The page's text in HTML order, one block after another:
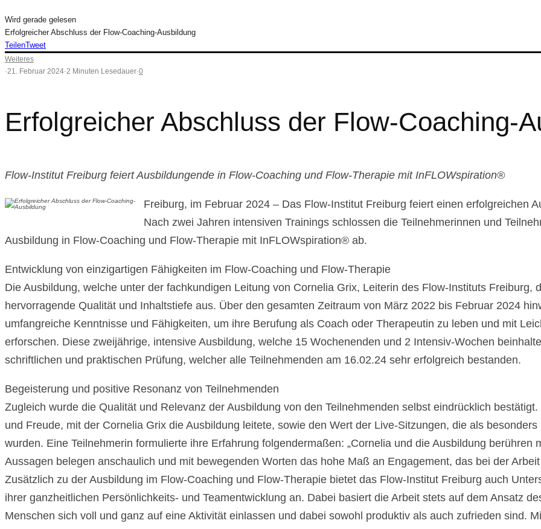
Wird gerade gelesen
Erfolgreicher Abschluss der Flow-Coaching-Ausbildung
TeilenTweet
Weiteres
·21. Februar 2024·2 Minuten Lesedauer·0
Erfolgreicher Abschluss der Flow-Coaching-
Flow-Institut Freiburg feiert Ausbildungende in Flow-Coaching und Flow-Therapie mit InFLOWspiration®
Freiburg, im Februar 2024 – Das Flow-Institut Freiburg feiert einen erfolgreichen
Nach zwei Jahren intensiven Trainings schlossen die Teilnehmerinnen und
Ausbildung in Flow-Coaching und Flow-Therapie mit InFLOWspiration® ab.
Entwicklung von einzigartigen Fähigkeiten im Flow-Coaching und Flow-Therapie
Die Ausbildung, welche unter der fachkundigen Leitung von Cornelia Grix, Leiterin des Flow-Instituts Freiburg,
hervorragende Qualität und Inhaltstiefe aus. Über den gesamten Zeitraum von März 2022 bis Februar 2024
umfangreiche Kenntnisse und Fähigkeiten, um ihre Berufung als Coach oder Therapeutin zu leben und mit
erforschen. Diese zweijährige, intensive Ausbildung, welche 15 Wochenenden und 2 Intensiv-Wochen
schriftlichen und praktischen Prüfung, welcher alle Teilnehmenden am 16.02.24 sehr erfolgreich bestanden.
Begeisterung und positive Resonanz von Teilnehmenden
Zugleich wurde die Qualität und Relevanz der Ausbildung von den Teilnehmenden selbst eindrücklich
und Freude, mit der Cornelia Grix die Ausbildung leitete, sowie den Wert der Live-Sitzungen, die als
wurden. Eine Teilnehmerin formulierte ihre Erfahrung folgendermaßen: „Cornelia und die Ausbildung berühren
Aussagen belegen anschaulich und mit bewegenden Worten das hohe Maß an Engagement, das bei der
Zusätzlich zu der Ausbildung im Flow-Coaching und Flow-Therapie bietet das Flow-Institut Freiburg auch
ihrer ganzheitlichen Persönlichkeits- und Teamentwicklung an. Dabei basiert die Arbeit stets auf dem Ansatz
Menschen sich voll und ganz auf eine Aktivität einlassen und dabei sowohl produktiv als auch zufrieden sind.